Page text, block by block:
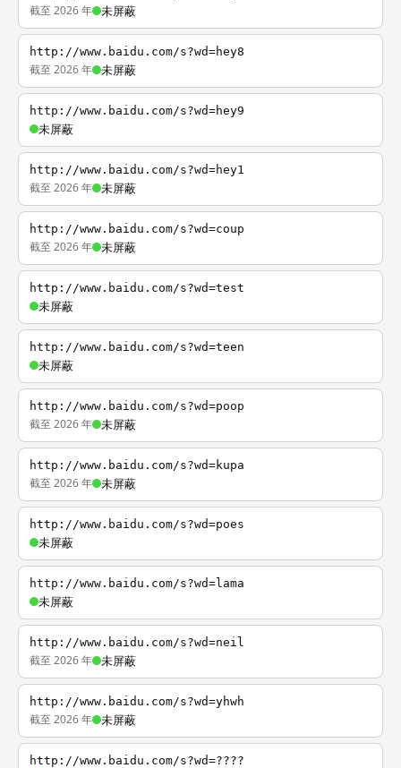
截至 2026 年 未屏蔽
http://www.baidu.com/s?wd=hey8
截至 2026 年 未屏蔽
http://www.baidu.com/s?wd=hey9
未屏蔽
http://www.baidu.com/s?wd=hey1
截至 2026 年 未屏蔽
http://www.baidu.com/s?wd=coup
截至 2026 年 未屏蔽
http://www.baidu.com/s?wd=test
未屏蔽
http://www.baidu.com/s?wd=teen
未屏蔽
http://www.baidu.com/s?wd=poop
截至 2026 年 未屏蔽
http://www.baidu.com/s?wd=kupa
截至 2026 年 未屏蔽
http://www.baidu.com/s?wd=poes
未屏蔽
http://www.baidu.com/s?wd=lama
未屏蔽
http://www.baidu.com/s?wd=neil
截至 2026 年 未屏蔽
http://www.baidu.com/s?wd=yhwh
截至 2026 年 未屏蔽
http://www.baidu.com/s?wd=????